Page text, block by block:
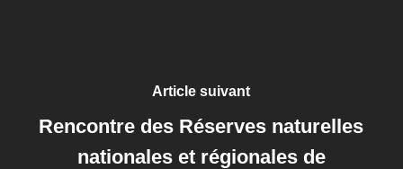
Article suivant
Rencontre des Réserves naturelles
nationales et régionales de